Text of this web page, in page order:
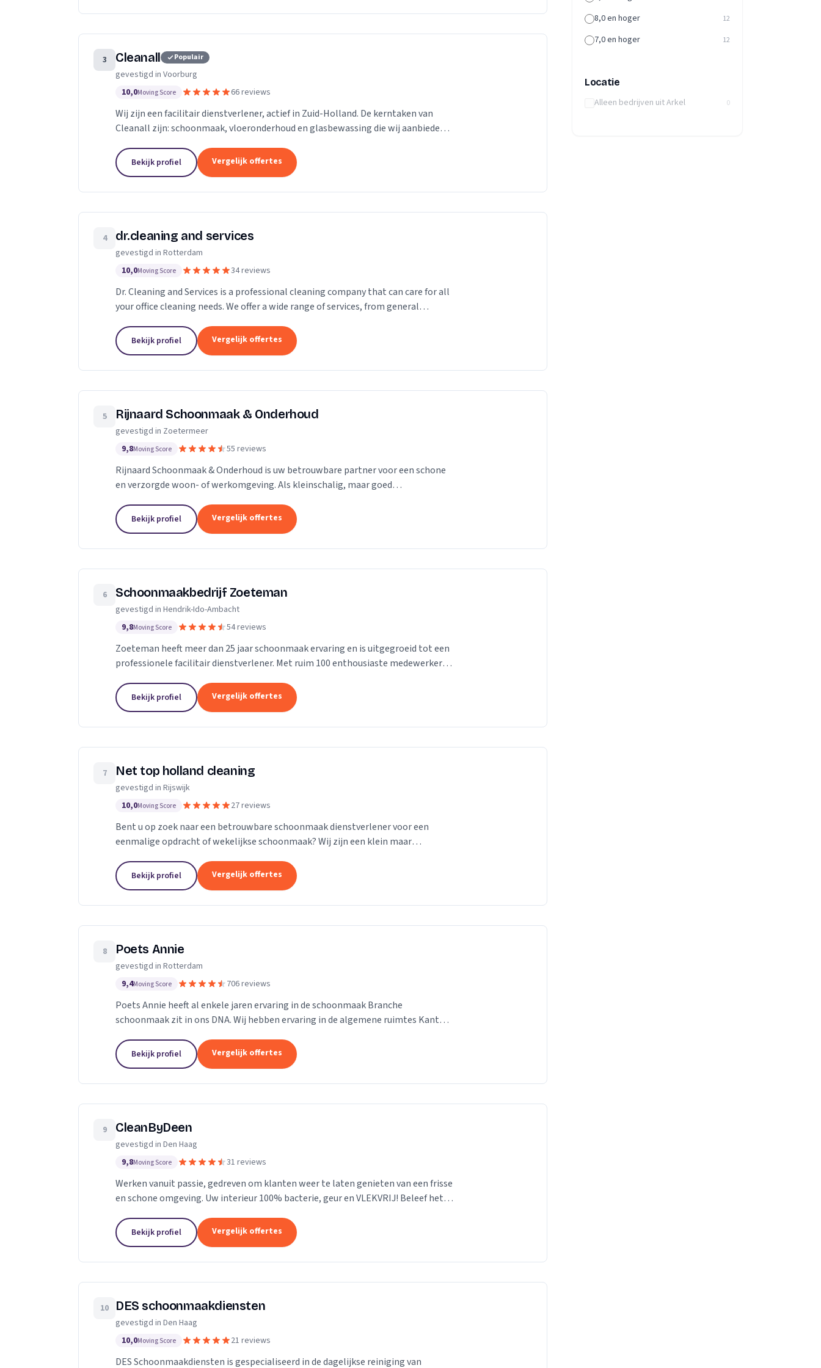
3 Cleanall Populair
gevestigd in Voorburg
10,0Moving Score 66 reviews
Wij zijn een facilitair dienstverlener, actief in Zuid-Holland. De kerntaken van
Cleanall zijn: schoonmaak, vloeronderhoud en glasbewassing die wij aanbieden
Bekijk profiel Vergelijk offertes
4 dr.cleaning and services
gevestigd in Rotterdam
10,0Moving Score 34 reviews
Dr. Cleaning and Services is a professional cleaning company that can care for all
your office cleaning needs. We offer a wide range of services, from general
Bekijk profiel Vergelijk offertes
5 Rijnaard Schoonmaak & Onderhoud
gevestigd in Zoetermeer
9,8Moving Score 55 reviews
Rijnaard Schoonmaak & Onderhoud is uw betrouwbare partner voor een schone
en verzorgde woon- of werkomgeving. Als kleinschalig, maar goed
Bekijk profiel Vergelijk offertes
6 Schoonmaakbedrijf Zoeteman
gevestigd in Hendrik-Ido-Ambacht
9,8Moving Score 54 reviews
Zoeteman heeft meer dan 25 jaar schoonmaak ervaring en is uitgegroeid tot een
professionele facilitair dienstverlener. Met ruim 100 enthousiaste medewerkers
Bekijk profiel Vergelijk offertes
7 Net top holland cleaning
gevestigd in Rijswijk
10,0Moving Score 27 reviews
Bent u op zoek naar een betrouwbare schoonmaak dienstverlener voor een
eenmalige opdracht of wekelijkse schoonmaak? Wij zijn een klein maar
Bekijk profiel Vergelijk offertes
8 Poets Annie
gevestigd in Rotterdam
9,4Moving Score 706 reviews
Poets Annie heeft al enkele jaren ervaring in de schoonmaak Branche
schoonmaak zit in ons DNA. Wij hebben ervaring in de algemene ruimtes Kantoor
Bekijk profiel Vergelijk offertes
9 CleanByDeen
gevestigd in Den Haag
9,8Moving Score 31 reviews
Werken vanuit passie, gedreven om klanten weer te laten genieten van een frisse
en schone omgeving. Uw interieur 100% bacterie, geur en VLEKVRIJ! Beleef het
Bekijk profiel Vergelijk offertes
10 DES schoonmaakdiensten
gevestigd in Den Haag
10,0Moving Score 21 reviews
DES Schoonmaakdiensten is gespecialiseerd in de dagelijkse reiniging van
8,0 en hoger 12
7,0 en hoger 12
Locatie
Alleen bedrijven uit Arkel 0